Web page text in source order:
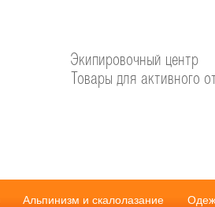
Экипировочный центр
Товары для активного
Альпинизм и скалолазание